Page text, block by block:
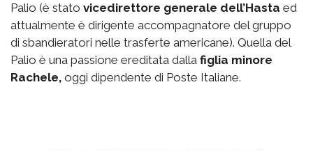
Palio (è stato vicedirettore generale dell’Hasta ed
attualmente è dirigente accompagnatore del gruppo
di sbandieratori nelle trasferte americane). Quella del
Palio è una passione ereditata dalla figlia minore
Rachele, oggi dipendente di Poste Italiane.